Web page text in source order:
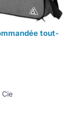
tout-